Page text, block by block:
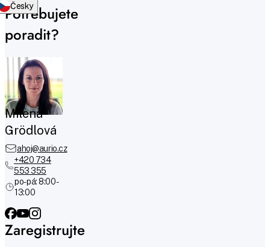
Potřebujete
poradit?
Milena
Grödlová
ahoj@aurio.cz
+420 734
553 355
po-pá: 8:00 -
13:00
Zaregistrujte
Česky